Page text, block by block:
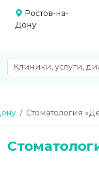
Ростов-на-
Дону
Стоматология